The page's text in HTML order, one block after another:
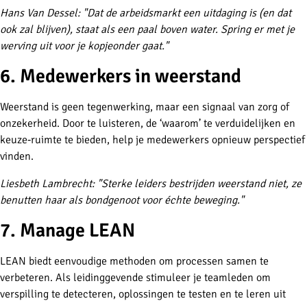
Hans Van Dessel: "Dat de arbeidsmarkt een uitdaging is (en dat
ook zal blijven), staat als een paal boven water. Spring er met je
werving uit voor je kopjeonder gaat."
6. Medewerkers in weerstand
Weerstand is geen tegenwerking, maar een signaal van zorg of
onzekerheid. Door te luisteren, de ‘waarom’ te verduidelijken en
keuze‑ruimte te bieden, help je medewerkers opnieuw perspectief
vinden.
Liesbeth Lambrecht: "Sterke leiders bestrijden weerstand niet, ze
benutten haar als bondgenoot voor échte beweging."
7. Manage LEAN
LEAN biedt eenvoudige methoden om processen samen te
verbeteren. Als leidinggevende stimuleer je teamleden om
verspilling te detecteren, oplossingen te testen en te leren uit